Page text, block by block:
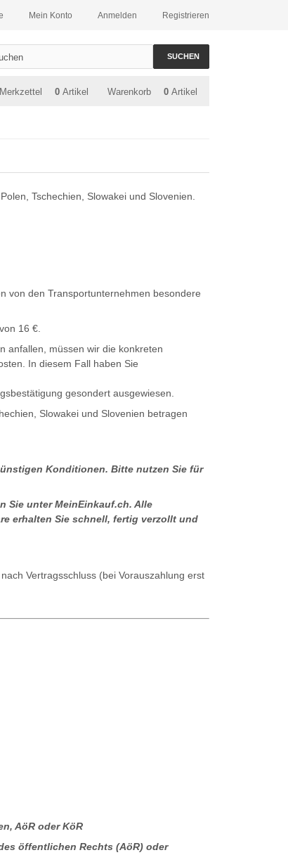
Registrieren
Anmelden
Mein Konto
SUCHEN
Warenkorb 0 Artikel
Merkzettel 0 Artikel
Tschechien, Slowakei und Slovenien.
von den Transportunternehmen besondere
16 €.
anfallen, müssen wir die konkreten
In diesem Fall haben Sie
gesondert ausgewiesen.
Slowakei und Slovenien betragen
Konditionen. Bitte nutzen Sie für
Sie unter MeinEinkauf.ch. Alle
erhalten Sie schnell, fertig verzollt und
Vertragsschluss (bei Vorauszahlung erst
AöR oder KöR
öffentlichen Rechts (AöR) oder